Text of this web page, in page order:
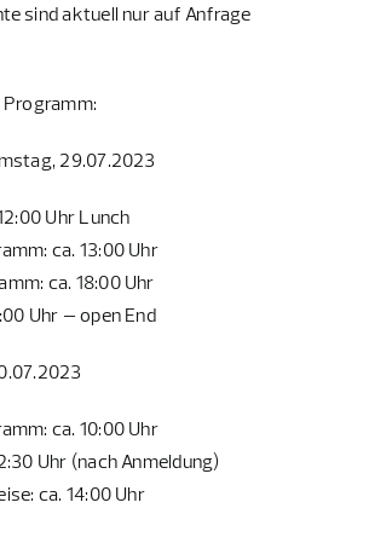
sind aktuell nur auf Anfrage
29.07.2023
Uhr Lunch
ca. 13:00 Uhr
ca. 18:00 Uhr
Uhr – open End
ca. 10:00 Uhr
Uhr (nach Anmeldung)
ca. 14:00 Uhr